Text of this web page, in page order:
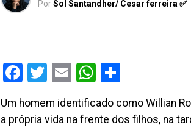
PorSol Santandher/ Cesar ferreira ✅
Facebook
Twitter
EmailWhatsApp
Um homem identificado como Willian
a própria vida na frente dos filhos, na